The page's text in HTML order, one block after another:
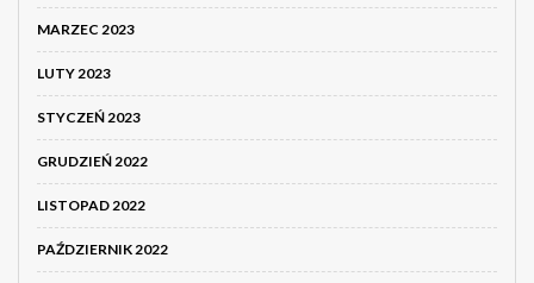
MARZEC 2023
LUTY 2023
STYCZEŃ 2023
GRUDZIEŃ 2022
LISTOPAD 2022
PAŹDZIERNIK 2022